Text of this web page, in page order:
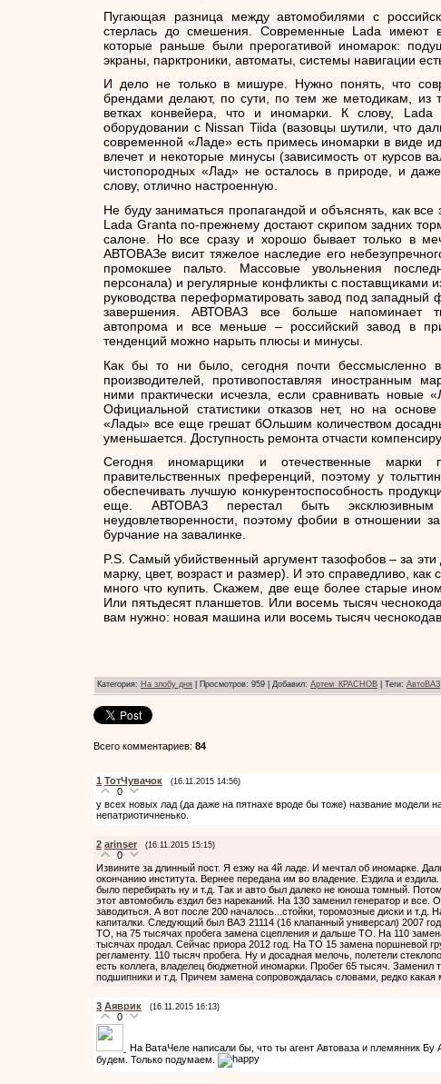
Пугающая разница между автомобилями с
стерлась до смешения. Современные Lada имеют
которые раньше были прерогативой иномарок:
экраны, парктроники, автоматы, системы навигации
И дело не только в мишуре. Нужно понять, что
брендами делают, по сути, по тем же методикам, из
ветках конвейера, что и иномарки. К слову,
оборудовании с Nissan Tiida (вазовцы шутили, что
современной «Ладе» есть примесь иномарки в виде
влечет и некоторые минусы (зависимость от курсов
чистопородных «Лад» не осталось в природе, и
слову, отлично настроенную.
Не буду заниматься пропагандой и объяснять, как
Lada Granta по-прежнему достают скрипом задних
салоне. Но все сразу и хорошо бывает только в
АВТОВАЗе висит тяжелое наследие его
промокшее пальто. Массовые увольнения
персонала) и регулярные конфликты с поставщиками
руководства переформатировать завод под западный
завершения. АВТОВАЗ все больше напоминает
автопрома и все меньше – российский завод в
тенденций можно нарыть плюсы и минусы.
Как бы то ни было, сегодня почти бессмысленно
производителей, противопоставляя иностранным
ними практически исчезла, если сравнивать
Официальной статистики отказов нет, но на
«Лады» все еще грешат бОльшим количеством
уменьшается. Доступность ремонта отчасти
Сегодня иномарщики и отечественные марки
правительственных преференций, поэтому у
обеспечивать лучшую конкурентоспособность
еще. АВТОВАЗ перестал быть эксклюзивным
неудовлетворенности, поэтому фобии в отношении
бурчание на завалинке.
P.S. Самый убийственный аргумент тазофобов – за
марку, цвет, возраст и размер). И это справедливо,
много что купить. Скажем, две еще более старые
Или пятьдесят планшетов. Или восемь тысяч
вам нужно: новая машина или восемь тысяч
Категория: На злобу дня Просмотров: 959 | Добавил: Артем_КРАСНОВ Теги: АвтоВАЗ
Всего комментариев: 84
1 ТотЧувачок (16.11.2015 14:56)
0
у всех новых лад (да даже на пятнахе вроде бы тоже) название модели
непатриотичненько.
2 arinser (16.11.2015 15:15)
0
Извините за длинный пост. Я езжу на 4й ладе. И мечтал об иномарке.
окончанию института. Вернее передана им во владение. Ездила и
было перебирать ну и т.д. Так и авто был далеко не юноша томный.
этот автомобиль ездил без нареканий. На 130 заменил генератор и
заводиться. А вот после 200 началось...стойки, торомозные диски и т.д.
капиталки. Следующий был ВАЗ 21114 (16 клапанный универсал) 2007
ТО, на 75 тысячах пробега замена сцепления и дальше ТО. На 110
тысячах продал. Сейчас приора 2012 год. На ТО 15 замена поршневой
регламенту. 110 тысяч пробега. Ну и досадная мелочь, полетели
есть коллега, владелец бюджетной иномарки. Пробег 65 тысяч. Заменил
подшипники и т.д. Причем замена сопровождалась словами, редко
3 Аяврик (16.11.2015 16:13)
0
На ВатаЧеле написали бы, что ты агент Автоваза и племянник
будем. Только подумаем.